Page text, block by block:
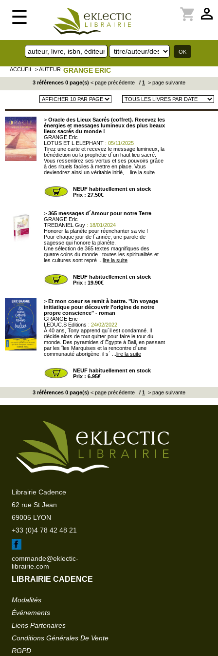
☰ perm_identity
shopping_cart
ACCUEIL > AUTEUR GRANGE ERIC
3 références 0 page(s) < page précédente / 1 > page suivante
> Oracle des Lieux Sacrés (coffret). Recevez les
énergies et messages lumineux des plus beaux
lieux sacrés du monde !
GRANGE Eric
LOTUS ET L ELEPHANT : 05/11/2025
Tirez une carte et recevez le message lumineux, la
bénédiction ou la prophétie d´un haut lieu sacré.
Vous ressentirez ses vertus et ses pouvoirs grâce
à des rituels faciles à mettre en place. Vous
deviendrez ainsi un véritable initié, ... lire la suite
NEUF habituellement en stock
Prix : 27.50€
> 365 messages d´Amour pour notre Terre
GRANGE Eric
TREDANIEL Guy : 18/01/2024
Honorer la planète pour réenchanter sa vie !
Pour chaque jour de l´année, une parole de
sagesse qui honore la planète.
Une sélection de 365 textes magnifiques des
quatre coins du monde : toutes les spiritualités et
les cultures sont repré ... lire la suite
NEUF habituellement en stock
Prix : 19.90€
> Et mon coeur se remit à battre. "Un voyage
initiatique pour découvrir l’origine de notre
propre conscience" - roman
GRANGE Eric
LEDUC.S Editions : 24/02/2022
À 40 ans, Tony apprend qu´il est condamné. Il
décide alors de tout quitter pour faire le tour du
monde. Des pyramides d´Égypte à Bali, en passant
par les îles Marquises et la rencontre d´une
communauté aborigène, il s´ ... lire la suite
NEUF habituellement en stock
Prix : 6.95€
3 références 0 page(s) < page précédente / 1 > page suivante
Librairie Cadence
62 rue St Jean
69005 LYON
+33 (0)4 78 42 48 21
commande@eklectic-
librairie.com
LIBRAIRIE CADENCE
Modalités
Événements
Liens Partenaires
Conditions Générales De Vente
RGPD